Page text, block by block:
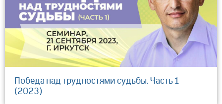
Победа над трудностями судьбы. Часть 1
(2023)